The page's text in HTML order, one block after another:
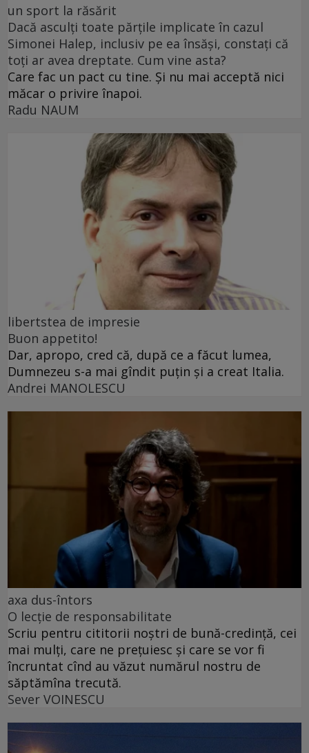
un sport la răsărit
Dacă asculți toate părțile implicate în cazul
Simonei Halep, inclusiv pe ea însăși, constați că
toți ar avea dreptate. Cum vine asta?
Care fac un pact cu tine. Și nu mai acceptă nici
măcar o privire înapoi.
Radu NAUM
libertstea de impresie
Buon appetito!
Dar, apropo, cred că, după ce a făcut lumea,
Dumnezeu s-a mai gîndit puțin și a creat Italia.
Andrei MANOLESCU
axa dus-întors
O lecție de responsabilitate
Scriu pentru cititorii noștri de bună-credință, cei
mai mulți, care ne prețuiesc și care se vor fi
încruntat cînd au văzut numărul nostru de
săptămîna trecută.
Sever VOINESCU